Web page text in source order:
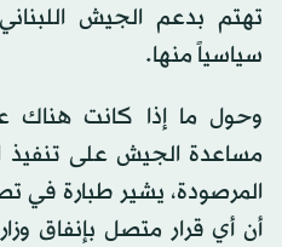
تهتم بدعم الجيش
سياسياً منها.
وحول ما إذا كانت هناك
مساعدة الجيش على تنفيذ
المرصودة، يشير طبارة في
أن أي قرار متصل بإنفاق